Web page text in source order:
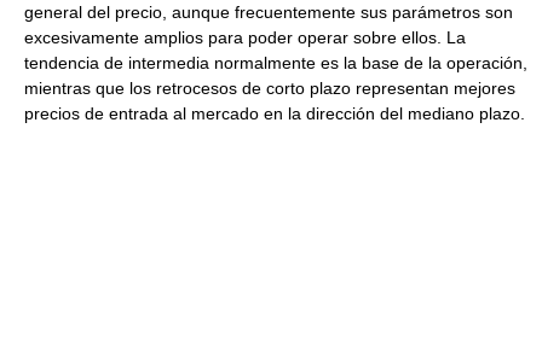
general del precio, aunque frecuentemente sus parámetros son
excesivamente amplios para poder operar sobre ellos. La
tendencia de intermedia normalmente es la base de la operación,
mientras que los retrocesos de corto plazo representan mejores
precios de entrada al mercado en la dirección del mediano plazo.